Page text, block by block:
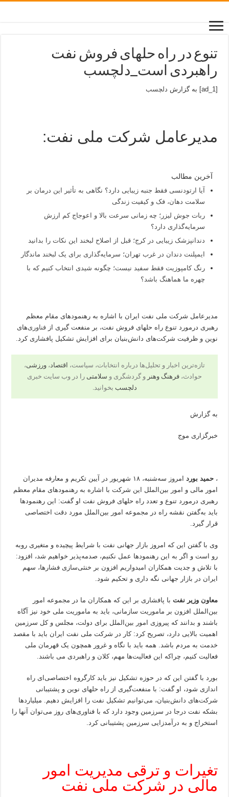
تنوع در راه حلهای فروش نفت
راهبردی است_دلچسب
[ad_1] به گزارش دلچسب
مدیرعامل شرکت ملی نفت:
آخرین مطالب
آیا ارتودنسی فقط جنبه زیبایی دارد؟ نگاهی به تأثیر این درمان بر
سلامت دهان، فک و کیفیت زندگی
ربات جوش لیزر؛ چه زمانی سرعت بالا و اعوجاج کم ارزش
سرمایه‌گذاری دارد؟
دندانپزشک زیبایی در کرج؛ قبل از اصلاح لبخند این نکات را بدانید
ایمپلنت دندان در غرب تهران؛ سرمایه‌گذاری برای یک لبخند ماندگار
رنگ کامپوزیت فقط سفید نیست؛ چگونه شیدی انتخاب کنیم که با
چهره ما هماهنگ باشد؟
مدیرعامل شرکت ملی نفت ایران با اشاره به رهنمودهای مقام معظم
رهبری درمورد تنوع راه حلهای فروش نفت، بر منفعت گیری ازفناوری‌های
نوین و ظرفیت شرکت‌های دانش‌بنیان برای افزایش تشکیل پافشاری کرد.
تازه‌ترین اخبار و تحلیل‌ها درباره انتخابات، سیاست، اقتصاد، ورزشی،
حوادث، فرهنگ وهنر و گردشگری و سلامتی را در وب سایت خبری
دلچسب بخوانید.
به گزارش
خبرگزاری موج
،حمید بورد
امروز سه‌شنبه، ۱۸ شهریور در آیین تکریم و معارفه مدیران
امور مالی و امور بین‌الملل این شرکت با اشاره به رهنمودهای مقام معظم
رهبری درمورد تنوع و تعدد راه حلهای فروش نفت او گفت: این رهنمودها
باید به‌گفتن نقشه راه در مجموعه امور بین‌الملل مورد دقت اختصاصی
قرار گیرد.
وی با گفتن این که امروز بازار جهانی نفت با شرایط پیچیده و متغیری روبه
رو است و اگر به این رهنمودها عمل نکنیم، صدمه‌پذیر خواهیم شد، افزود:
با تلاش و جدیت همکاران امیدواریم افزون بر خنثی‌سازی فشارها، سهم
ایران در بازار جهانی نگه داری و تحکیم شود.
معاون وزیر نفت با پافشاری بر این که همکاران ما در مجموعه امور
بین‌الملل افزون بر ماموریت سازمانی، باید به ماموریت ملی خود نیز آگاه
باشند و بدانند که پیروزی امور بین‌الملل برای دولت، مجلس و کل سرزمین
اهمیت بالایی دارد، تصریح کرد: کار در شرکت ملی نفت ایران باید با مقصد
خدمت به مردم باشد. همه باید با نگاه و غرور همچون یک قهرمان ملی
فعالیت کنیم، چراکه این فعالیت‌ها مهم، کلان و راهبردی می باشند.
بورد با گفتن این که در حوزه تشکیل نیز باید کارگروه اختصاصی‌ای راه
اندازی شود، او گفت: با منفعت‌گیری از راه حلهای نوین و پشتیبانی
شرکت‌های دانش‌بنیان، می‌توانیم تشکیل نفت را افزایش دهیم. میلیاردها
بشکه نفت درجا در سرزمین وجود دارد که با فناوری‌های روز می‌توان آنها را
استخراج و به درآمدزایی سرزمین پشتیبانی کرد.
تغیرات و ترقی مدیریت امور
مالی در شرکت ملی نفت